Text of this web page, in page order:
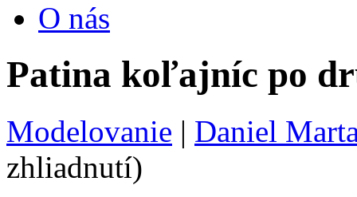
O nás
Patina koľajníc po
Modelovanie | Daniel
zhliadnutí)